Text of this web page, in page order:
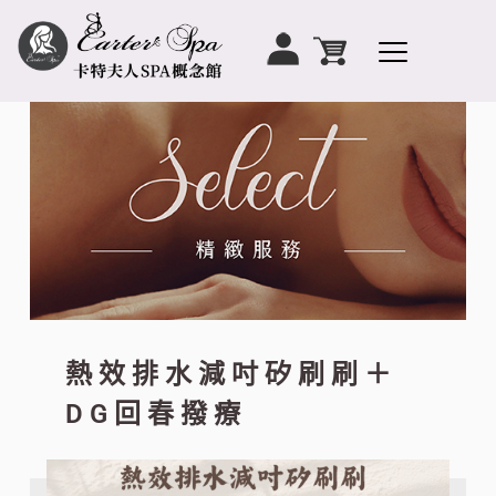
熱效排水減吋矽刷刷＋
DG回春撥療